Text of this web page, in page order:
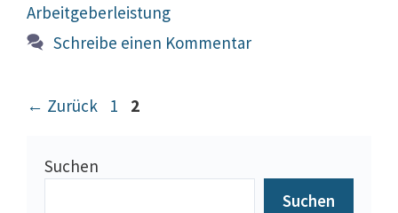
Arbeitgeberleistung
Schreibe einen Kommentar
Beitrags-
← Zurück Seite
1 Seite
2
Suchen
Suchen